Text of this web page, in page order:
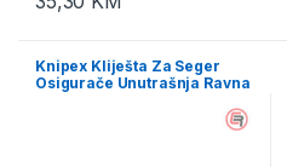
Knipex Kliješta Za Seger
Osigurače Unutrašnja Ravna